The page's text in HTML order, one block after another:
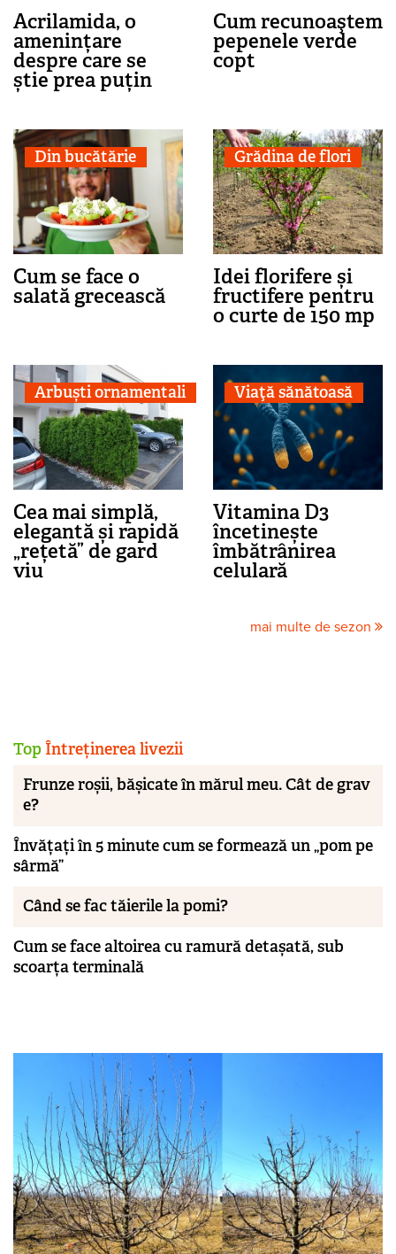
Acrilamida, o
amenințare
despre care se
știe prea puțin
Cum recunoaştem
pepenele verde
copt
Din bucătărie
Cum se face o
salată grecească
Grădina de flori
Idei florifere și
fructifere pentru
o curte de 150 mp
Arbuști ornamentali
Cea mai simplă,
elegantă și rapidă
„rețetă” de gard
viu
Viaţă sănătoasă
Vitamina D3
încetinește
îmbătrânirea
celulară
mai multe de sezon
TopÎntreținerea livezii
Frunze roșii, bășicate în mărul meu. Cât de grav
e?
Învățați în 5 minute cum se formează un „pom pe
sârmă”
Când se fac tăierile la pomi?
Cum se face altoirea cu ramură detașată, sub
scoarța terminală